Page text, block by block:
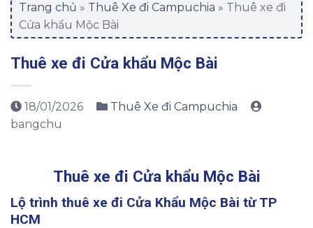
Trang chủ » Thuê Xe đi Campuchia » Thuê xe đi
Cửa khẩu Mộc Bài
Thuê xe đi Cửa khẩu Mộc Bài
18/01/2026
Thuê Xe đi Campuchia
bangchu
Thuê xe đi Cửa khẩu Mộc Bài
Lộ trình thuê xe đi Cửa Khẩu Mộc Bài từ TP
HCM